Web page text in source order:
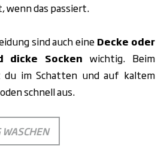
wenn das passiert.
sind auch eine Decke oder
dicke Socken wichtig. Beim
du im Schatten und auf kaltem
schnell aus.